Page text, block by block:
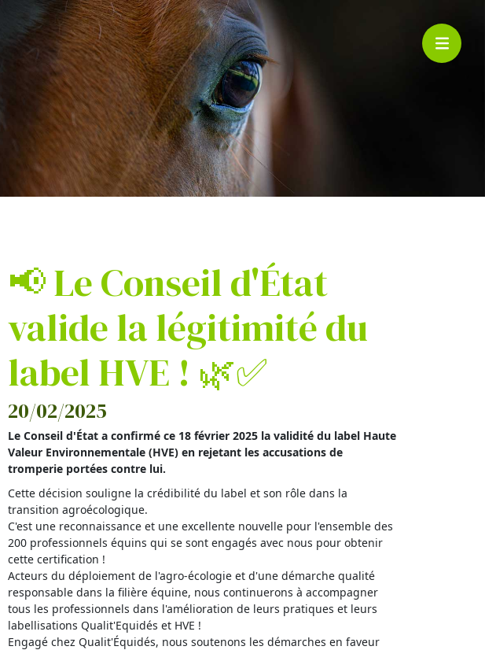
📢 Le Conseil d'État
valide la légitimité du
label HVE ! 🌿✅
20/02/2025
Le Conseil d'État a confirmé ce 18 février 2025 la validité du label Haute
Valeur Environnementale (HVE) en rejetant les accusations de
tromperie portées contre lui.
Cette décision souligne la crédibilité du label et son rôle dans la
transition agroécologique.
C'est une reconnaissance et une excellente nouvelle pour l'ensemble des
200 professionnels équins qui se sont engagés avec nous pour obtenir
cette certification !
Acteurs du déploiement de l'agro-écologie et d'une démarche qualité
responsable dans la filière équine, nous continuerons à accompagner
tous les professionnels dans l'amélioration de leurs pratiques et leurs
labellisations Qualit'Equidés et HVE !
Engagé chez Qualit'Équidés, nous soutenons les démarches en faveur